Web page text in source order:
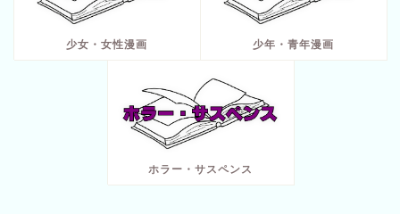
少女・女性漫画 少年・青年漫画
ホラー・サスペンス